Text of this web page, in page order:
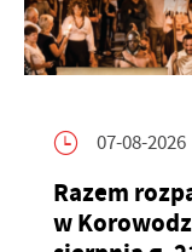
07-08-2026
Razem
w